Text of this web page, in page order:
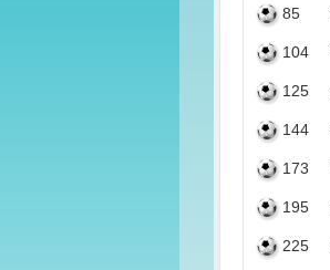
85
104
125
144
173
195
225